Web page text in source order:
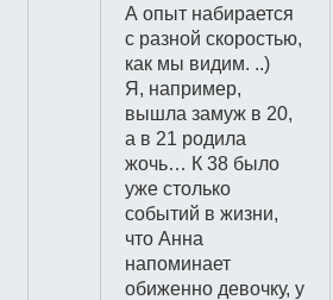
А опыт набирается
с разной скоростью,
как мы видим. ..)
Я, например,
вышла замуж в 20,
а в 21 родила
жочь… К 38 было
уже столько
событий в жизни,
что Анна
напоминает
обиженно девочку, у